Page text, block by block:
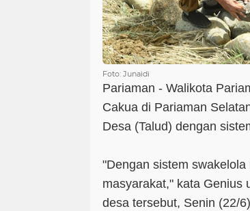
Foto: Junaidi
Pariaman - Walikota
Cakua di Pariaman
Desa (Talud) dengan
"Dengan sistem
masyarakat," kata Genius
desa tersebut, Senin (22/